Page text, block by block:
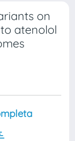
on
atenolol